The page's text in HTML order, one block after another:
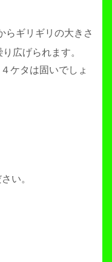
らギリギリの大きさ
り広げられます。
ケタは固いでしょ
い。